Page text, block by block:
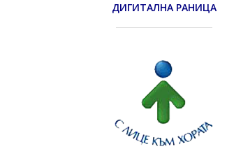
ДИГИТАЛНА РАНИЦА